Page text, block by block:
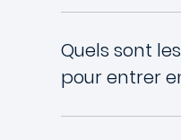
Quels sont
pour entrer